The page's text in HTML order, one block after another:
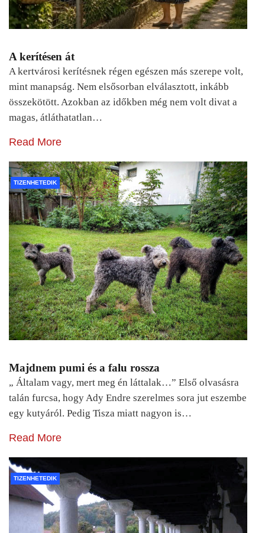
A kerítésen át
A kertvárosi kerítésnek régen egészen más szerepe volt,
mint manapság. Nem elsősorban elválasztott, inkább
összekötött. Azokban az időkben még nem volt divat a
magas, átláthatatlan…
Read More
TIZENHETEDIK
Majdnem pumi és a falu rossza
„ Általam vagy, mert meg én láttalak…” Első olvasásra
talán furcsa, hogy Ady Endre szerelmes sora jut eszembe
egy kutyáról. Pedig Tisza miatt nagyon is…
Read More
TIZENHETEDIK